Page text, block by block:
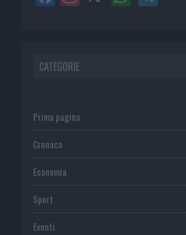
CATEGORIE
Prima pagina
Cronaca
Economia
Sport
Eventi